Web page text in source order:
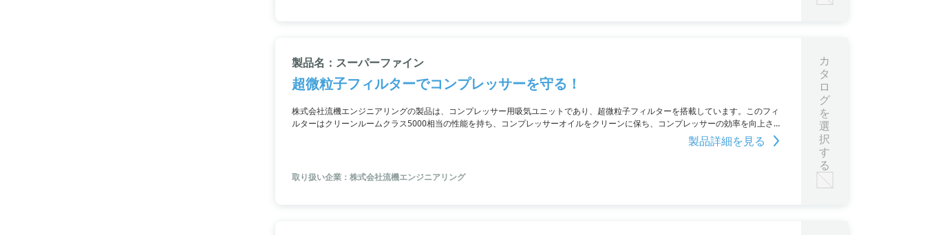
製品名：スーパーファイン
超微粒子フィルターでコンプレッサーを守る！
株式会社流機エンジニアリングの製品は、コンプレッサー用吸気ユニットであり、超微粒子フィルターを搭載しています。このフィ
ルターはクリーンルームクラス5000相当の性能を持ち、コンプレッサーオイルをクリーンに保ち、コンプレッサーの効率を向上させ
ます。また自動パルスクリーニングにより目詰まりを防ぎ、施工中のトラブルやトリップを予防するとともに、オイルやフィルタ交
製品詳細を見る
取り扱い企業：株式会社流機エンジニアリング
カ
タ
ロ
グ
を
選
択
す
る